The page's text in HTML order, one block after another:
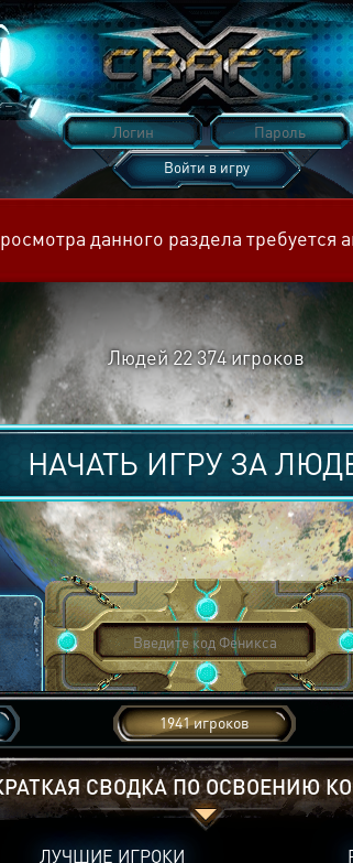
Войти в игру
данного раздела требуется
Людей 22 374игроков
НАЧАТЬ ИГРУ ЗА
1941 игроков
СВОДКА ПО ОСВОЕНИЮ
ЛУЧШИЕ ИГРОКИ